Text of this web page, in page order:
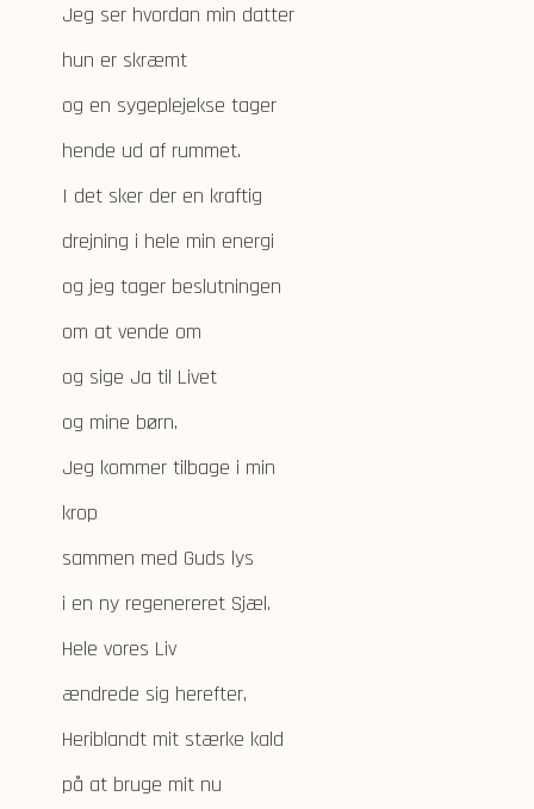
Jeg ser hvordan min datter
hun er skræmt
og en sygeplejekse tager
hende ud af rummet.
I det sker der en kraftig
drejning i hele min energi
og jeg tager beslutningen
om at vende om
og sige Ja til Livet
og mine børn.
Jeg kommer tilbage i min
krop
sammen med Guds lys
i en ny regenereret Sjæl.
Hele vores Liv
ændrede sig herefter,
Heriblandt mit stærke kald
på at bruge mit nu